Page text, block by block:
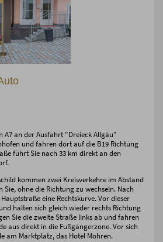
A7 an der Ausfahrt "Dreieck Allgäu"
und fahren dort auf die B19 Richtung
führt Sie nach 33 km direkt an den
kommen zwei Kreisverkehre im Abstand
Sie, ohne die Richtung zu wechseln. Nach
eine Rechtskurve. Vor dieser
halten sich gleich wieder rechts Richtung
Sie die zweite Straße links ab und fahren
aus direkt in die Fußgängerzone. Vor sich
am Marktplatz, das Hotel Mohren.